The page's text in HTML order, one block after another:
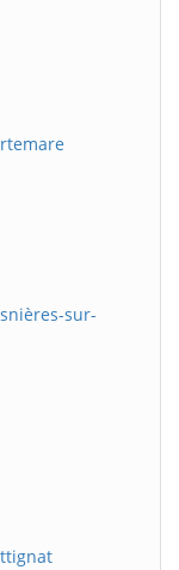
sur-